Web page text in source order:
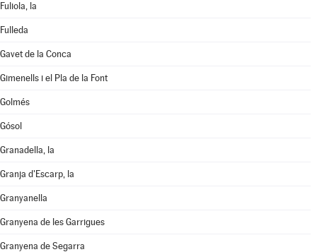
Fuliola, la
Fulleda
Gavet de la Conca
Gimenells i el Pla de la Font
Golmés
Gósol
Granadella, la
Granja d'Escarp, la
Granyanella
Granyena de les Garrigues
Granyena de Segarra